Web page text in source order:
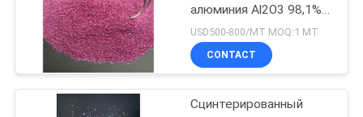
НАС
ПУТЕШЕСТВИЕ
Белый
42
алюминия Al2O3 98,1%
36# Сдавленный более
жесткий ролик
USD500-800/MT MOQ:1 МТ
CONTACT
Сцинтерированный